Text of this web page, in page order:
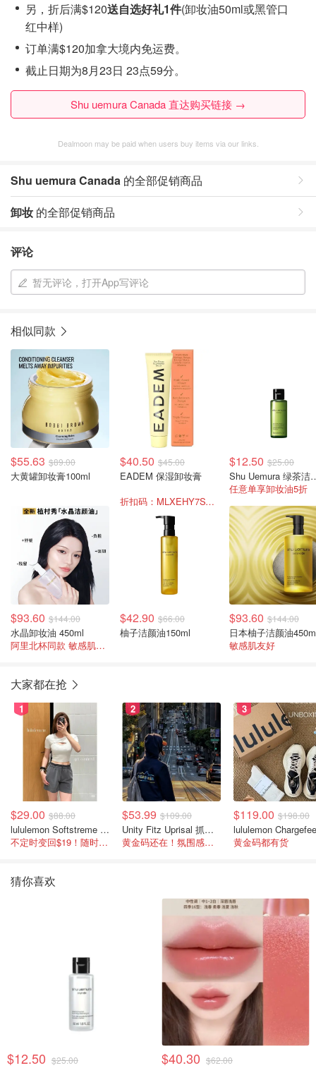
另，折后满$120送自选好礼1件(卸妆油50ml或黑管口
红中样)
订单满$120加拿大境内免运费。
截止日期为8月23日 23点59分。
Shu uemura Canada 直达购买链接 →
Dealmoon may be paid when users buy items via our links.
Shu uemura Canada 的全部促销商品
卸妆 的全部促销商品
评论
暂无评论，打开App写评论
相似同款
$55.63 $89.00
大黄罐卸妆膏100ml
$40.50 $45.00
EADEM 保湿卸妆膏
折扣码：MLXEHY7SVFBW
$12.50 $25.00
Shu
任意单享卸妆油5折
$93.60 $144.00
水晶卸妆油 450ml
阿里北杯同款 敏感肌推荐
$42.90 $66.00
柚子洁颜油150ml
$93.60 $144.00
日本柚子洁颜油
敏感肌友好
大家都在抢
1
$29.00 $88.00
lululemon Softstreme 女士高腰短裤 10cm
不定时变回$19！随时点进来看
2
$53.99 $109.00
Unity Fitz Uprisal 抓绒卫衣
黄金码还在！氛围感之神
3
$119.00 $198.00
黄金码都有货
猜你喜欢
$12.50 $25.00 $40.30 $62.00